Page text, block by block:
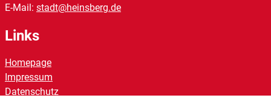
E-Mail: stadt@heinsberg.de
Links
Homepage
Impressum
Datenschutz